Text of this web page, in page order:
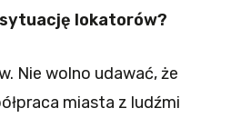
lokatorów?
Nie wolno udawać, że
miasta z ludźmi